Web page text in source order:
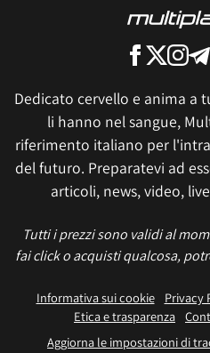
Dedicato cervello e anima a
li hanno nel sangue,
riferimento italiano per
del futuro. Preparatevi ad
articoli, news, video,
Tutti i prezzi sono validi al
fai click o acquisti qualcosa,
Informativa sui cookie Privacy
Etica e trasparenza
Aggiorna le impostazioni di